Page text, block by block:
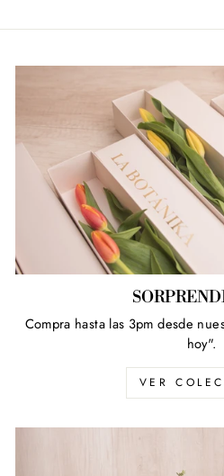
Compra hasta las 3pm desde
hoy".
VER